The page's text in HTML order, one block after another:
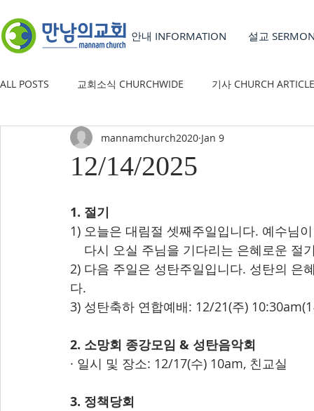
안내 INFORMATION 설교
ALL POSTS 교회소식 CHURCHWIDE 기사 CHURCH
YOUTH GROUP 유초등부 CHILDREN'S MINISTRY
12/14/2025
mannamchurch2020 Jan 9
1. 절기
1) 오늘은 대림절 셋째주일입니다. 예수님
다시 오실 주님을 기다리는 은혜로운 절
2) 다음 주일은 성탄주일입니다. 성탄의 은
다.
3) 성탄축하 연합예배: 12/21(주)
2. 소망회 종강모임 & 성탄음악회
· 일시 및 장소: 12/17(수) 10am, 친교실
3. 정책당회